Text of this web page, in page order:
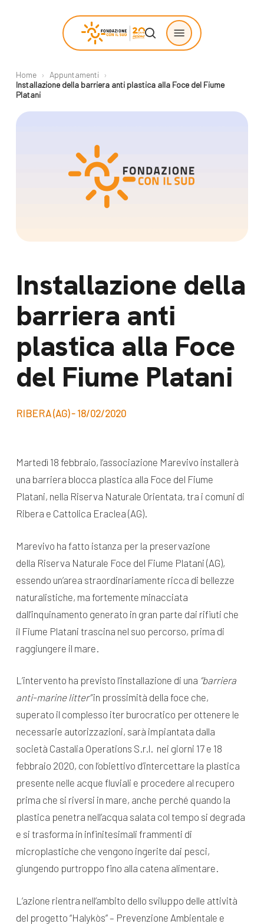
content
search
Menu
Home › Appuntamenti ›
Installazione della barriera anti plastica alla Foce del Fiume
Platani
Installazione della
barriera anti
plastica alla Foce
del Fiume Platani
RIBERA (AG) - 18/02/2020
Martedì 18 febbraio, l’associazione Marevivo installerà
una barriera blocca plastica alla Foce del Fiume
Platani, nella Riserva Naturale Orientata, tra i comuni di
Ribera e Cattolica Eraclea (AG).
Marevivo ha fatto istanza per la preservazione
della Riserva Naturale Foce del Fiume Platani (AG),
essendo un’area straordinariamente ricca di bellezze
naturalistiche, ma fortemente minacciata
dall’inquinamento generato in gran parte dai rifiuti che
il Fiume Platani trascina nel suo percorso, prima di
raggiungere il mare.
L’intervento ha previsto l’installazione di una “barriera
anti-marine litter”in prossimità della foce che,
superato il complesso iter burocratico per ottenere le
necessarie autorizzazioni, sarà impiantata dalla
società Castalia Operations S.r.l. nei giorni 17 e 18
febbraio 2020, con l’obiettivo d’intercettare la plastica
presente nelle acque fluviali e procedere al recupero
prima che si riversi in mare, anche perché quando la
plastica penetra nell’acqua salata col tempo si degrada
e si trasforma in infinitesimali frammenti di
microplastiche che vengono ingerite dai pesci,
giungendo purtroppo fino alla catena alimentare.
L’azione rientra nell’ambito dello sviluppo delle attività
del progetto “Halykòs” – Prevenzione Ambientale e
Chi siamo
La nostra missione
Il nostro modello
La governance
Lavora con noi
Bilancio di
missione
News e
appuntamenti
Progetti
sostenuti
Progetti
dal Sud
Campagne
Libri e
pubblicazioni
Docufilm
Seguici sui social: